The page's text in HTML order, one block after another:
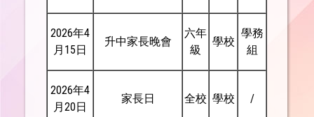
2026年4
月15日
升中家長晚會
六年
級
學校
學務
組
2026年4
月20日
家長日 全校 學校 /